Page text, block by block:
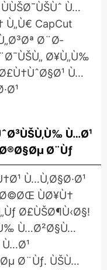
Ù…
Ù„Ù€ CapCut
Ø¨Ø­
Ø¥Ù„Ù‰
Ù…
Ù…Ø¹
Ø¨Ùƒ
Ù…Ù‚Ø§Ø·Ø¹
ÙØ¥Ù†
Ø£ÙŠØ¶Ù‹Ø§!
Ù…Ø²Ø§Ù…
Ø¨Ùƒ. ÙŠÙ…